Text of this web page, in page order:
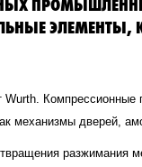
механизмы дверей,